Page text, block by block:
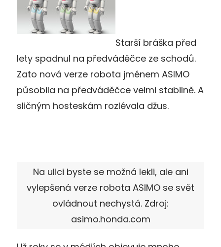
Starší bráška před
lety spadnul na předváděčce ze schodů.
Zato nová verze robota jménem ASIMO
působila na předváděčce velmi stabilně. A
sličným hosteskám rozlévala džus.
Na ulici byste se možná lekli, ale ani
vylepšená verze robota ASIMO se svět
ovládnout nechystá. Zdroj:
asimo.honda.com